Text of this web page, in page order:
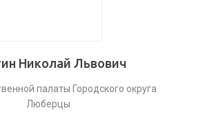
Николай Львович
палаты Городского округа
Люберцы